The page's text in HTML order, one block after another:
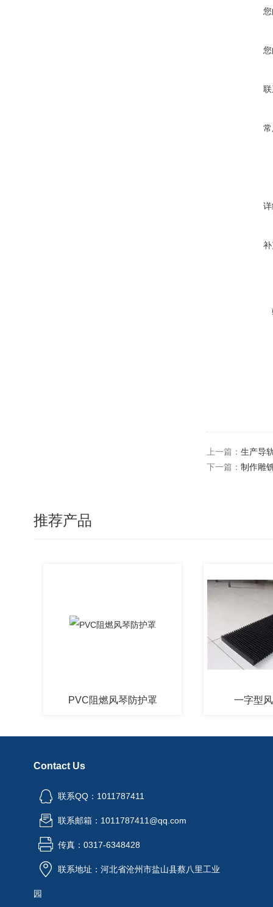
上一篇： 生产导
下一篇： 制作雕
推荐产品
PVC阻燃风琴防护罩 一字型风琴防
Contact Us
联系QQ：1011787411
联系邮箱：1011787411@qq.com
传真：0317-6348428
联系地址：河北省沧州市盐山县蔡八里工业
园